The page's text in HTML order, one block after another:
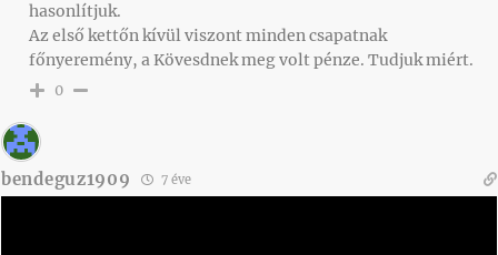
hasonlítjuk.
Az első kettőn kívül viszont minden csapatnak
főnyeremény, a Kövesdnek meg volt pénze. Tudjuk miért.
0
bendeguz1909 7 éve